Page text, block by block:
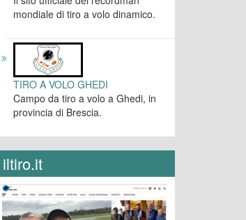
mondiale di tiro a volo dinamico.
TIRO A VOLO GHEDI
Campo da tiro a volo a Ghedi, in
provincia di Brescia.
iltiro.it